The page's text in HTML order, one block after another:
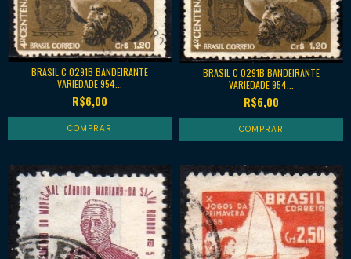
BRASIL C 0291B BANDEIRANTE
VARIEDADE 954...
R$6,00
BRASIL C 0291B BANDEIRANTE
VARIEDADE 954...
R$6,00